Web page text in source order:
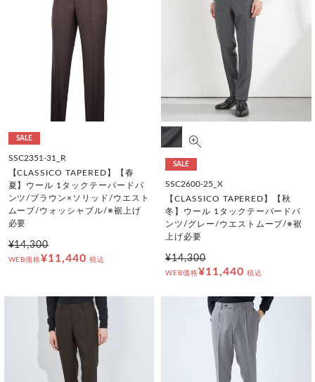
SALE
SSC2351-31_R
【CLASSICO TAPERED】【春
夏】ウール 1タックテーパードパ
ンツ/ブラウン×ソリッド/ウエスト
ムーブ/ウォッシャブル/※裾上げ
必要
¥14,300
WEB価格¥11,440 税込
SALE
SSC2600-25_X
【CLASSICO TAPERED】【秋
冬】ウール 1タックテーパードパ
ンツ/グレー/ウエストムーブ/※裾
上げ必要
¥14,300
WEB価格¥11,440 税込